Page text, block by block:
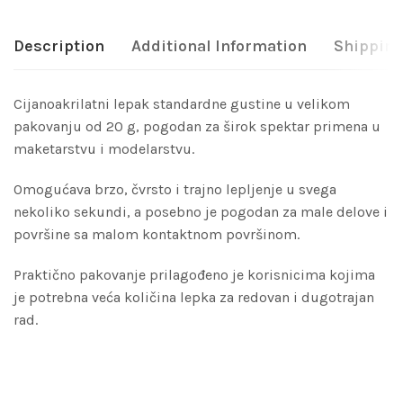
Description Additional Information
Cijanoakrilatni lepak standardne gustine u velikom
pakovanju od 20 g, pogodan za širok spektar primena u
maketarstvu i modelarstvu.
Omogućava brzo, čvrsto i trajno lepljenje u svega
nekoliko sekundi, a posebno je pogodan za male delove i
površine sa malom kontaktnom površinom.
Praktično pakovanje prilagođeno je korisnicima kojima
je potrebna veća količina lepka za redovan i dugotrajan
rad.